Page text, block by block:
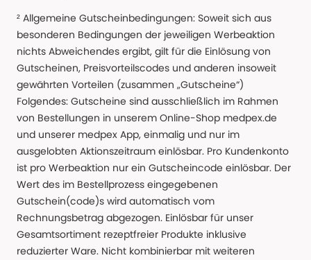
² Allgemeine Gutscheinbedingungen: Soweit sich aus
besonderen Bedingungen der jeweiligen Werbeaktion
nichts Abweichendes ergibt, gilt für die Einlösung von
Gutscheinen, Preisvorteilscodes und anderen insoweit
gewährten Vorteilen (zusammen „Gutscheine“)
Folgendes: Gutscheine sind ausschließlich im Rahmen
von Bestellungen in unserem Online-Shop medpex.de
und unserer medpex App, einmalig und nur im
ausgelobten Aktionszeitraum einlösbar. Pro Kundenkonto
ist pro Werbeaktion nur ein Gutscheincode einlösbar. Der
Wert des im Bestellprozess eingegebenen
Gutschein(code)s wird automatisch vom
Rechnungsbetrag abgezogen. Einlösbar für unser
Gesamtsortiment rezeptfreier Produkte inklusive
reduzierter Ware. Nicht kombinierbar mit weiteren